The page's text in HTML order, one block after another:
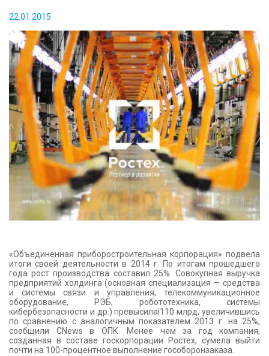
КОНТАКТЫ
22.01.2015
«Объединенная приборостроительная корпорация» подвела
итоги своей деятельности в 2014 г. По итогам прошедшего
года рост производства составил 25%. Совокупная выручка
предприятий холдинга (основная специализация — средства
и системы связи и управления, телекоммуникационное
оборудование, РЭБ, робототехника, системы
кибербезопасности и др.) превысилаi110 млрд, увеличившись
по сравнению с аналогичным показателем 2013 г. на 25%,
сообщили CNews в ОПК. Менее чем за год компания,
созданная в составе госкорпорации Ростех, сумела выйти
почти на 100-процентное выполнение гособоронзаказа.